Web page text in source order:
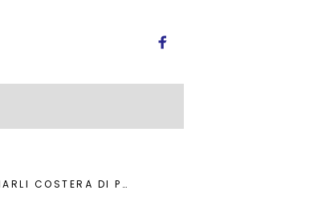
COSTERÀ DI PIÙ